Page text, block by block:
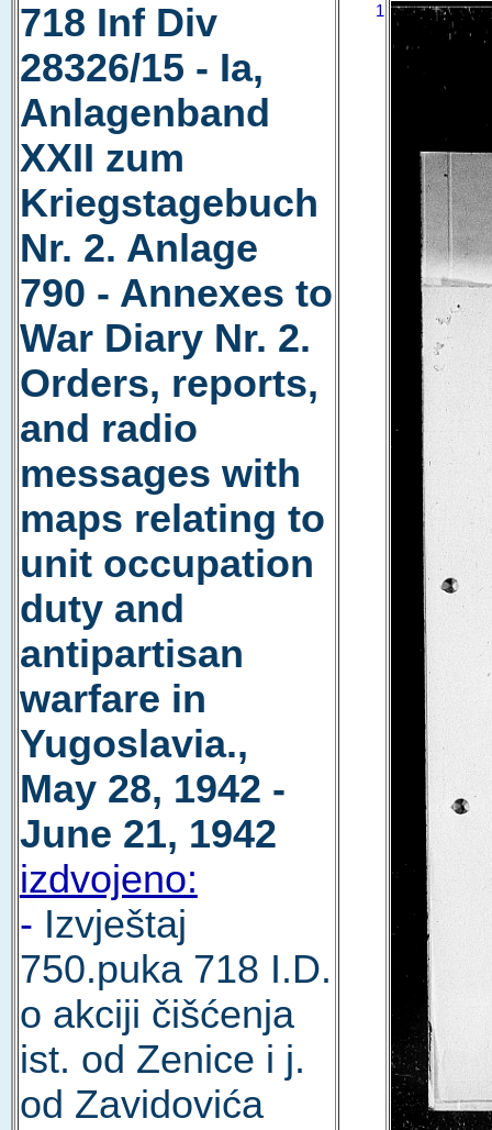
718 Inf Div
28326/15 - Ia,
Anlagenband
XXII zum
Kriegstagebuch
Nr. 2. Anlage
790 - Annexes to
War Diary Nr. 2.
Orders, reports,
and radio
messages with
maps relating to
unit occupation
duty and
antipartisan
warfare in
Yugoslavia.,
May 28, 1942 -
June 21, 1942
izdvojeno:
- Izvještaj
750.puka 718 I.D.
o akciji čišćenja
ist. od Zenice i j.
od Zavidovića
1